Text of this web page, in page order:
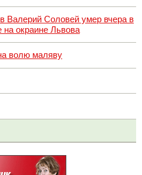
Валерий Соловей умер вчера в
на окраине Львова
волю маляву